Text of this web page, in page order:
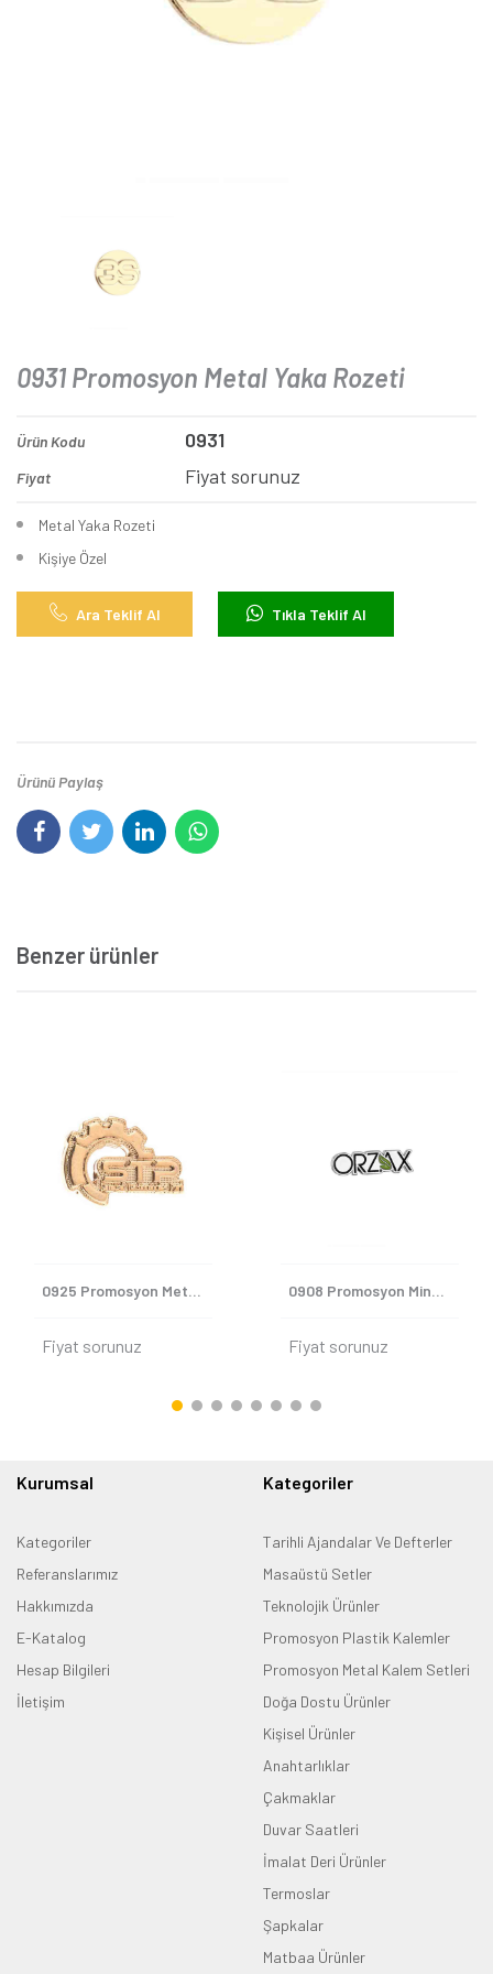
0931 Promosyon Metal Yaka Rozeti
Ürün Kodu 0931
Fiyat Fiyat sorunuz
Metal Yaka Rozeti
Kişiye Özel
Ara Teklif Al Tıkla Teklif Al
Ürünü Paylaş
Benzer ürünler
0925 Promosyon Metal Yaka Rozeti
Fiyat sorunuz
0908 Promosyon Mineli Metsl Yaka Rozeti
Fiyat sorunuz
Kurumsal
Kategoriler
Referanslarımız
Hakkımızda
E-Katalog
Hesap Bilgileri
İletişim
Kategoriler
Tarihli Ajandalar Ve Defterler
Masaüstü Setler
Teknolojik Ürünler
Promosyon Plastik Kalemler
Promosyon Metal Kalem Setleri
Doğa Dostu Ürünler
Kişisel Ürünler
Anahtarlıklar
Çakmaklar
Duvar Saatleri
İmalat Deri Ürünler
Termoslar
Şapkalar
Matbaa Ürünler